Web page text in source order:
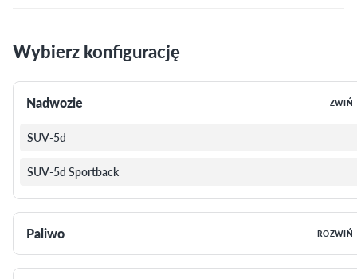
Wybierz konfigurację
Nadwozie ZWIŃ
SUV-5d
SUV-5d Sportback
Paliwo ROZWIŃ